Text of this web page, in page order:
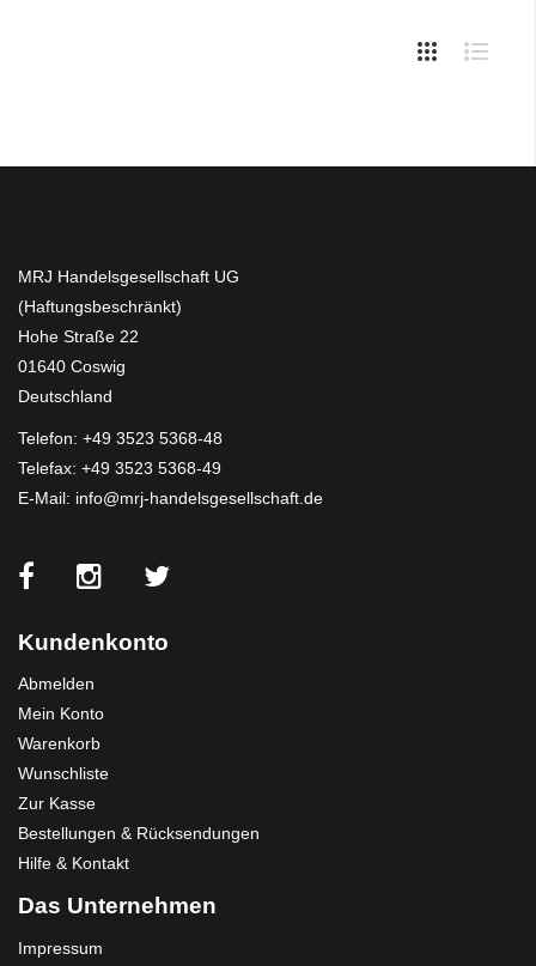
MRJ Handelsgesellschaft UG
(Haftungsbeschränkt)
Hohe Straße 22
01640 Coswig
Deutschland
Telefon: +49 3523 5368-48
Telefax: +49 3523 5368-49
E-Mail: info@mrj-handelsgesellschaft.de
Kundenkonto
Abmelden
Mein Konto
Warenkorb
Wunschliste
Zur Kasse
Bestellungen & Rücksendungen
Hilfe & Kontakt
Das Unternehmen
Impressum